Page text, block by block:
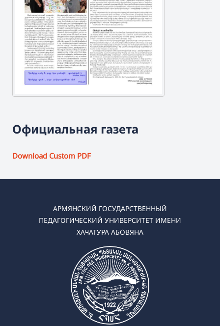
Официальная газета
Download Custom PDF
АРМЯНСКИЙ ГОСУДАРСТВЕННЫЙ
ПЕДАГОГИЧЕСКИЙ УНИВЕРСИТЕТ ИМЕНИ
ХАЧАТУРА АБОВЯНА